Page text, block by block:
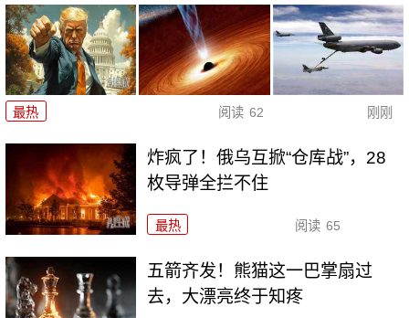
最热 阅读 62 刚刚
炸疯了！俄乌互掀“仓库战”，28
枚导弹全拦不住
最热 阅读 65
五箭齐发！熊猫这一巴掌扇过
去，大漂亮终于知疼